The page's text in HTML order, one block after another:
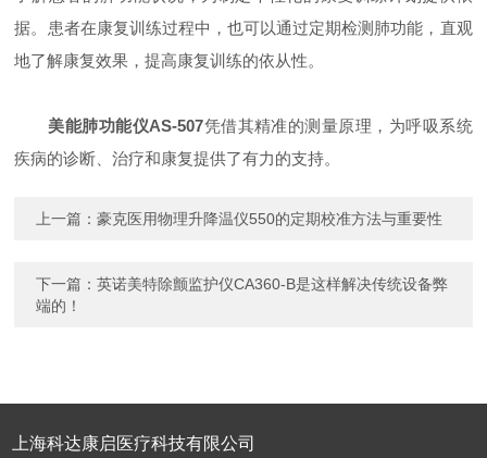
据。患者在康复训练过程中，也可以通过定期检测肺功能，直观
地了解康复效果，提高康复训练的依从性。
美能肺功能仪AS-507凭借其精准的测量原理，为呼吸系统
疾病的诊断、治疗和康复提供了有力的支持。
上一篇：豪克医用物理升降温仪550的定期校准方法与重要性
下一篇：英诺美特除颤监护仪CA360-B是这样解决传统设备弊
端的！
上海科达康启医疗科技有限公司